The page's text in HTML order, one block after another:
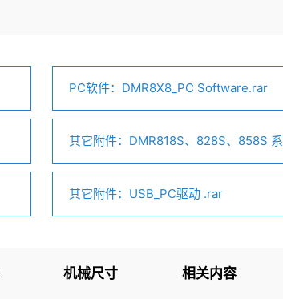
PC软件：DMR8X8_PC Software.rar
其它附件：DMR818S、828S、858S
其它附件：USB_PC驱动 .rar
机械尺寸 相关内容